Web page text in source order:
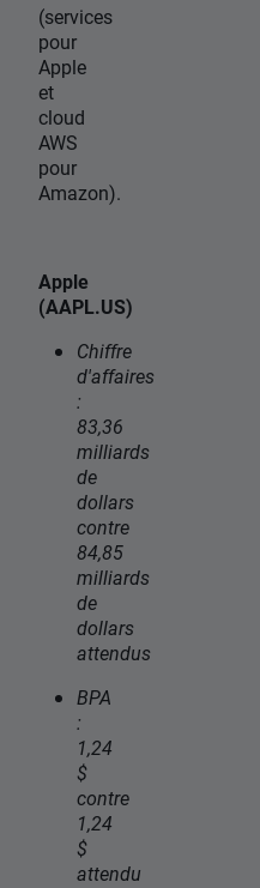
(services
pour
Apple
et
cloud
AWS
pour
Amazon).
Apple
(AAPL.US)
Chiffre
d'affaires
:
83,36
milliards
de
dollars
contre
84,85
milliards
de
dollars
attendus
BPA
:
1,24
$
contre
1,24
$
attendu